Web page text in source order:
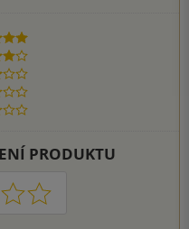
hvězdiček
PRODUKTU